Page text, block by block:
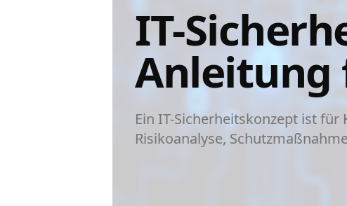
IT-
Anleitung
Ein IT-Sicherheitskonzept ist
Risikoanalyse,